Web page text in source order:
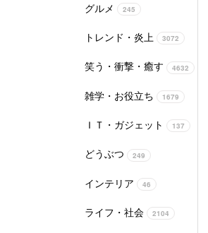
グルメ 245
トレンド・炎上 3072
笑う・衝撃・癒す 4632
雑学・お役立ち 1679
ＩＴ・ガジェット 137
どうぶつ 249
インテリア 46
ライフ・社会 2104